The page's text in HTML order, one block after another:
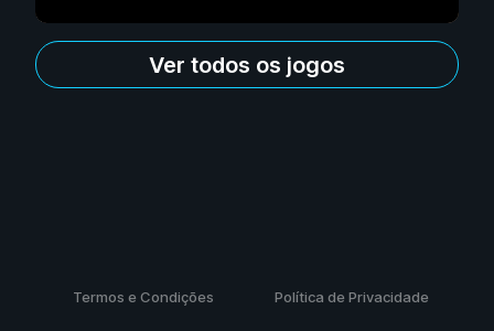
Ver todos os jogos
Termos e Condições Política de Privacidade